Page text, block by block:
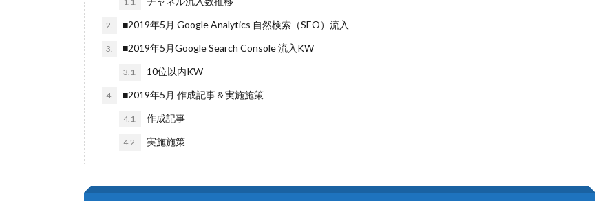
2. ■2019年5月 Google Analytics 自然検索（SEO）流入
3. ■2019年5月Google Search Console 流入KW
3.1. 10位以内KW
4. ■2019年5月 作成記事＆実施施策
4.1. 作成記事
4.2. 実施施策